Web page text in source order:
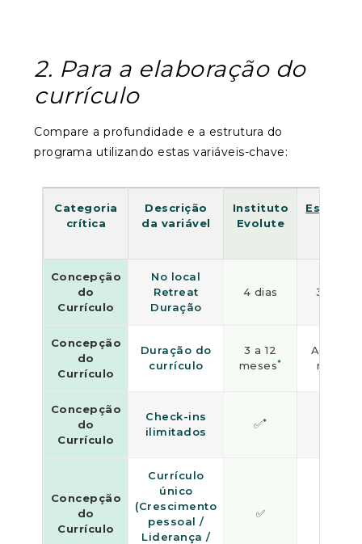
2. Para a elaboração do
currículo
Compare a profundidade e a estrutura do
programa utilizando estas variáveis-chave:
Categoria
crítica
Descrição
da variável
Instituto
Evolute
Essência
Concepção
do
Currículo
No local
Retreat
Duração
4 dias 3 dias
Concepção
do
Currículo
Duração do
currículo
3 a 12
meses*
Apenas
retiro
Concepção
do
Currículo
Check-ins
ilimitados
✅*
Concepção
do
Currículo
Currículo
único
(Crescimento
pessoal /
Liderança /
✅